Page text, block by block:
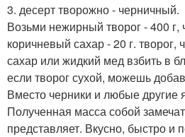
3. десерт творожно - черничный.
Возьми нежирный творог - 400 г,
коричневый сахар - 20 г. творог,
сахар или жидкий мед взбить в
если творог сухой, можешь
Вместо черники и любые другие
Полученная масса собой
представляет. Вкусно, быстро и